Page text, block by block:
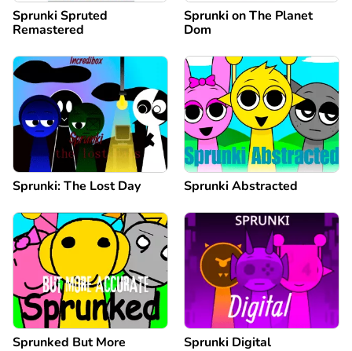
Sprunki Spruted
Remastered
Sprunki on The Planet
Dom
Sprunki: The Lost Day Sprunki Abstracted
Sprunked But More
Sprunki Digital